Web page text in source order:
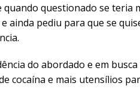
questionado se teria
ainda pediu para que se
do abordado e em
cocaína e mais utensílios